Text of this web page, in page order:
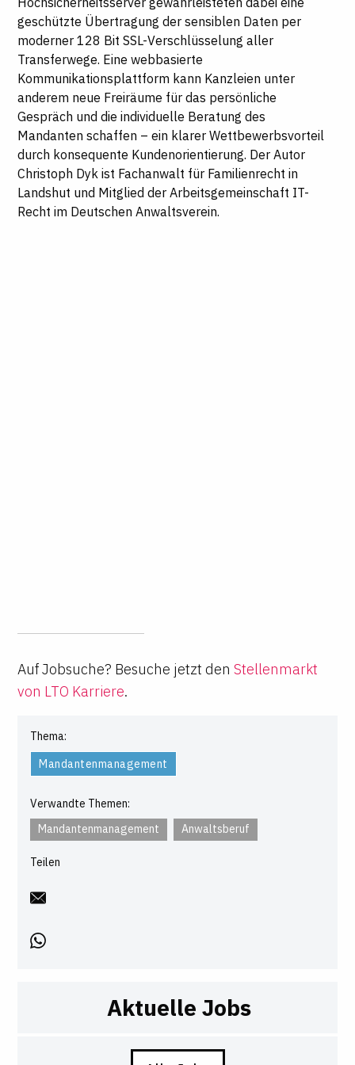
geschützte Übertragung der sensiblen Daten per
moderner 128 Bit SSL-Verschlüsselung aller
Transferwege. Eine webbasierte
Kommunikationsplattform kann Kanzleien unter
anderem neue Freiräume für das persönliche
Gespräch und die individuelle Beratung des
Mandanten schaffen – ein klarer Wettbewerbsvorteil
durch konsequente Kundenorientierung. Der Autor
Christoph Dyk ist Fachanwalt für Familienrecht in
Landshut und Mitglied der Arbeitsgemeinschaft IT-
Recht im Deutschen Anwaltsverein.
Auf Jobsuche? Besuche jetzt den Stellenmarkt
von LTO Karriere.
Thema:
Mandantenmanagement
Verwandte Themen:
Mandantenmanagement
Anwaltsberuf
Teilen
Aktuelle Jobs